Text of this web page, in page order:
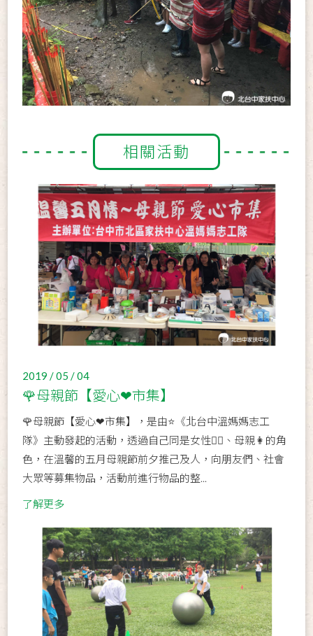
相關活動
2019 / 05 / 04
🌹母親節【愛心❤市集】
🌹母親節【愛心❤市集】，是由⭐《北台中溫媽媽志工
隊》主動發起的活動，透過自己同是女性👱‍♀、母親👩的角
色，在溫馨的五月母親節前夕推己及人，向朋友們、社會
大眾等募集物品，活動前進行物品的整...
了解更多